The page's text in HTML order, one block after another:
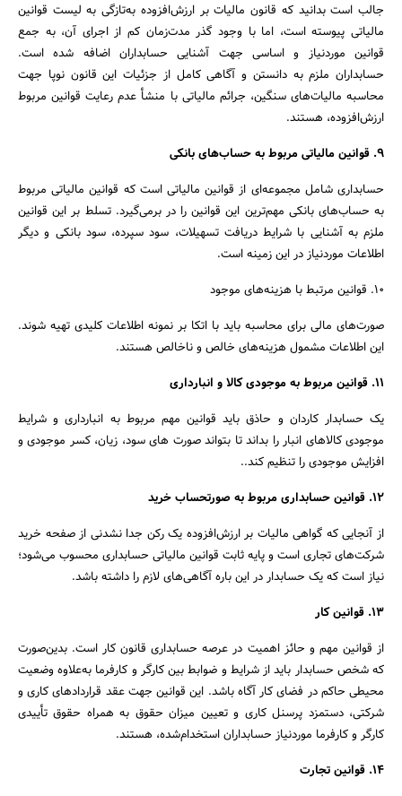
جالب است بدانید که قانون مالیات بر ارزش‌افزوده به‌تازگی به لیست قوانین
مالیاتی پیوسته است، اما با وجود گذر مدت‌زمان کم از اجرای آن، به جمع
قوانین موردنیاز و اساسی جهت آشنایی حسابداران اضافه شده است.
حسابداران ملزم به دانستن و آگاهی کامل از جزئیات این قانون نوپا جهت
محاسبه مالیات‌های سنگین، جرائم مالیاتی با منشأ عدم رعایت قوانین مربوط
ارزش‌افزوده، هستند.
9. قوانین مالیاتی مربوط به حساب‌های بانکی
حسابداری شامل مجموعه‌ای از قوانین مالیاتی است که قوانین مالیاتی مربوط
به حساب‌های بانکی مهم‌ترین این قوانین را در برمی‌گیرد. تسلط بر این قوانین
ملزم به آشنایی با شرایط دریافت تسهیلات، سود سپرده، سود بانکی و دیگر
اطلاعات موردنیاز در این زمینه است.
10. قوانین مرتبط با هزینه‌های موجود
صورت‌های مالی برای محاسبه باید با اتکا بر نمونه اطلاعات کلیدی تهیه شوند.
این اطلاعات مشمول هزینه‌های خالص و ناخالص هستند.
11. قوانین مربوط به موجودی کالا و انبارداری
یک حسابدار کاردان و حاذق باید قوانین مهم مربوط به انبارداری و شرایط
موجودی کالاهای انبار را بداند تا بتواند صورت های سود، زیان، کسر موجودی و
افزایش موجودی را تنظیم کند..
12. قوانین حسابداری مربوط به صورتحساب‌ خرید
از آنجایی که گواهی مالیات بر ارزش‌افزوده یک رکن جدا نشدنی از صفحه خرید
شرکت‌های تجاری است و پایه ثابت قوانین مالیاتی حسابداری محسوب می‌شود؛
نیاز است که یک حسابدار در این باره آگاهی‌های لازم را داشته باشد.
13. قوانین کار
از قوانین مهم و حائز اهمیت در عرصه حسابداری قانون کار است. بدین‌صورت
که شخص حسابدار باید از شرایط و ضوابط بین کارگر و کارفرما به‌علاوه وضعیت
محیطی حاکم در فضای کار آگاه باشد. این قوانین جهت عقد قراردادهای کاری و
شرکتی، دستمزد پرسنل کاری و تعیین میزان حقوق به همراه حقوق تأییدی
کارگر و کارفرما موردنیاز حسابداران استخدام‌شده، هستند.
14. قوانین تجارت